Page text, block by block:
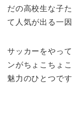
だの高校生な子
て人気が出る一因
サッカーをやっ
ンがちょこちょ
魅力のひとつです